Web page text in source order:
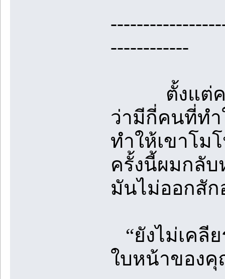
------------
ตั้งแต่คบกั
ว่ามีกี่คนที่ท
ทำให้เขาโม
ครั้งนี้ผมกลับ
มันไม่ออกสัก
“ยังไม่เคลี
ใบหน้าของ